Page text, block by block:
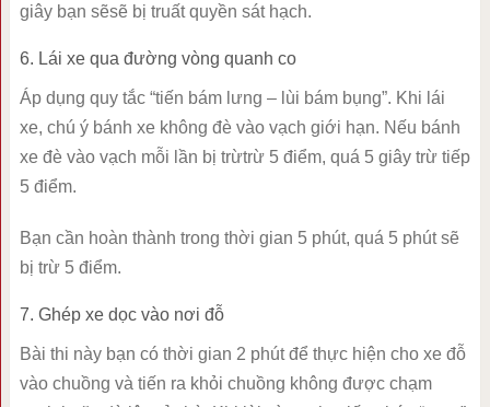
giây bạn sẽsẽ bị truất quyền sát hạch.
6. Lái xe qua đường vòng quanh co
Áp dụng quy tắc “tiến bám lưng – lùi bám bụng”. Khi lái
xe, chú ý bánh xe không đè vào vạch giới hạn. Nếu bánh
xe đè vào vạch mỗi lần bị trừtrừ 5 điểm, quá 5 giây trừ tiếp
5 điểm.
Bạn cần hoàn thành trong thời gian 5 phút, quá 5 phút sẽ
bị trừ 5 điểm.
7. Ghép xe dọc vào nơi đỗ
Bài thi này bạn có thời gian 2 phút để thực hiện cho xe đỗ
vào chuồng và tiến ra khỏi chuồng không được chạm